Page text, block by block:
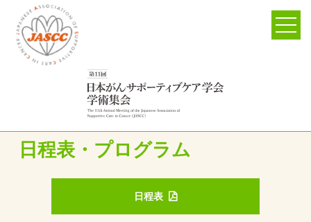
日程表・プログラム
日程表